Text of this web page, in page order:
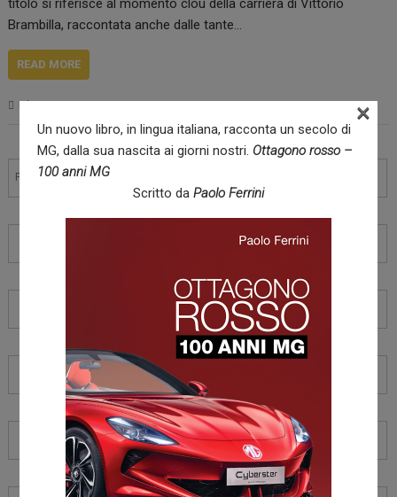
titolo si riferisce al momento clou della carriera di Vittorio
Brambilla, raccontata anche dalle tante…
READ MORE
Navigazione
articoli
Prec. 1 2
14 15
22 23 24
28 30
37 38 39 40 41 42
Un nuovo libro, in lingua italiana, racconta un secolo di
MG, dalla sua nascita ai giorni nostri. Ottagono rosso –
100 anni MG
Scritto da Paolo Ferrini
×